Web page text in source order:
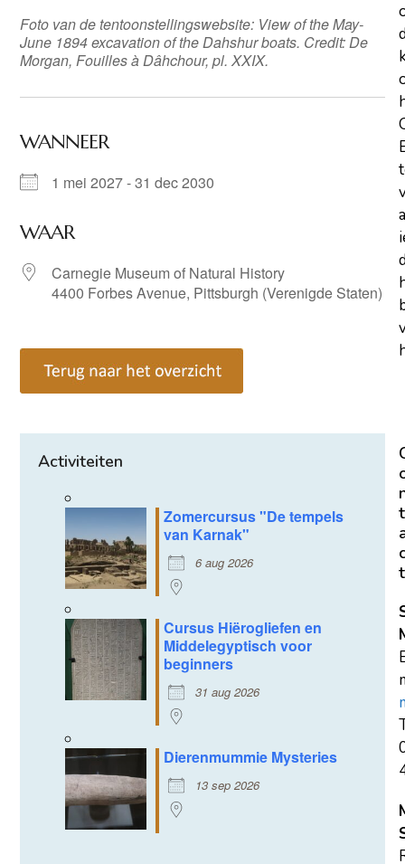
Foto van de tentoonstellingswebsite: View of the May-
June 1894 excavation of the Dahshur boats. Credit: De
Morgan, Fouilles à Dâhchour, pl. XXIX.
WANNEER
1 mei 2027 - 31 dec 2030
WAAR
Carnegie Museum of Natural History
4400 Forbes Avenue, Pittsburgh (Verenigde Staten)
Activiteiten
Zomercursus "De tempels
van Karnak"
6 aug 2026
Cursus Hiërogliefen en
Middelegyptisch voor
beginners
31 aug 2026
Dierenmummie Mysteries
13 sep 2026
t
t